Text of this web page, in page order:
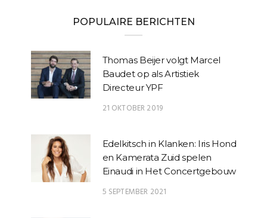
POPULAIRE BERICHTEN
Thomas Beijer volgt Marcel
Baudet op als Artistiek
Directeur YPF
21 OKTOBER 2019
Edelkitsch in Klanken: Iris Hond
en Kamerata Zuid spelen
Einaudi in Het Concertgebouw
5 SEPTEMBER 2021